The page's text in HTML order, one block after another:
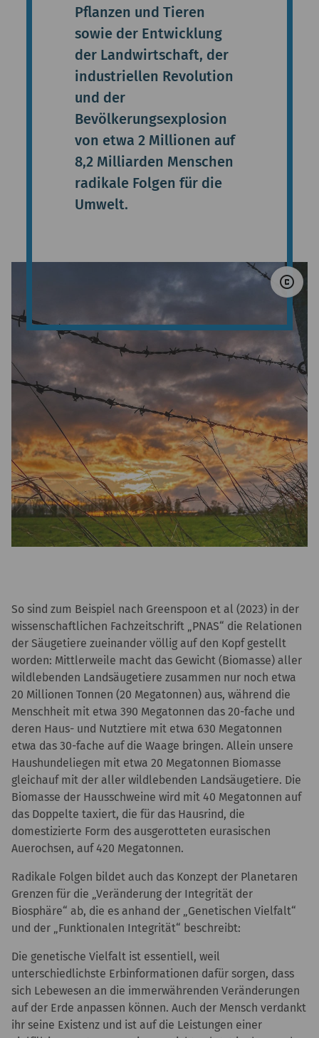
Pflanzen und Tieren
sowie der Entwicklung
der Landwirtschaft, der
industriellen Revolution
und der
Bevölkerungsexplosion
von etwa 2 Millionen auf
8,2 Milliarden Menschen
radikale Folgen für die
Umwelt.
copyright ©
So sind zum Beispiel nach Greenspoon et al (2023) in der
wissenschaftlichen Fachzeitschrift „PNAS“ die Relationen
der Säugetiere zueinander völlig auf den Kopf gestellt
worden: Mittlerweile macht das Gewicht (Biomasse) aller
wildlebenden Landsäugetiere zusammen nur noch etwa
20 Millionen Tonnen (20 Megatonnen) aus, während die
Menschheit mit etwa 390 Megatonnen das 20-fache und
deren Haus- und Nutztiere mit etwa 630 Megatonnen
etwa das 30-fache auf die Waage bringen. Allein unsere
Haushundeliegen mit etwa 20 Megatonnen Biomasse
gleichauf mit der aller wildlebenden Landsäugetiere. Die
Biomasse der Hausschweine wird mit 40 Megatonnen auf
das Doppelte taxiert, die für das Hausrind, die
domestizierte Form des ausgerotteten eurasischen
Auerochsen, auf 420 Megatonnen.
Radikale Folgen bildet auch das Konzept der Planetaren
Grenzen für die „Veränderung der Integrität der
Biosphäre“ ab, die es anhand der „Genetischen Vielfalt“
und der „Funktionalen Integrität“ beschreibt:
Die genetische Vielfalt ist essentiell, weil
unterschiedlichste Erbinformationen dafür sorgen, dass
sich Lebewesen an die immerwährenden Veränderungen
auf der Erde anpassen können. Auch der Mensch verdankt
ihr seine Existenz und ist auf die Leistungen einer